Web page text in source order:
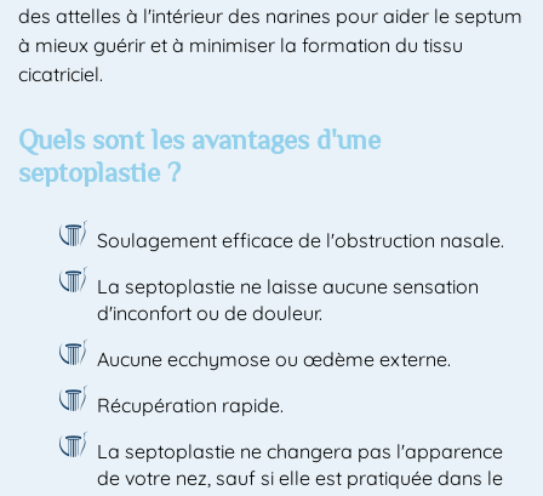
des attelles à l'intérieur des narines pour aider le septum
à mieux guérir et à minimiser la formation du tissu
cicatriciel.
Quels sont les avantages d'une
septoplastie ?
Soulagement efficace de l'obstruction nasale.
La septoplastie ne laisse aucune sensation
d'inconfort ou de douleur.
Aucune ecchymose ou œdème externe.
Récupération rapide.
La septoplastie ne changera pas l'apparence
de votre nez, sauf si elle est pratiquée dans le